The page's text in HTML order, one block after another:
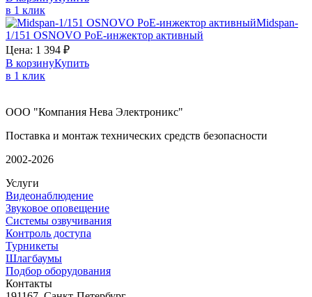
в 1 клик
Midspan-
1/151 OSNOVO PoE-инжектор активный
Цена: 1 394 ₽
В корзинуКупить
в 1 клик
ООО "Компания Нева Электроникс"
Поставка и монтаж технических средств безопасности
2002-2026
Услуги
Видеонаблюдение
Звуковое оповещение
Системы озвучивания
Контроль доступа
Турникеты
Шлагбаумы
Подбор оборудования
Контакты